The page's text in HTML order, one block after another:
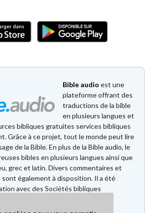
Bible audio est une
plateforme offrant des
traductions de la bible
en plusieurs langues et
bibliques gratuites services bibliques
Grâce à ce projet, tout le monde peut lire
de la Bible. En plus de la Bible audio, le
bibles en plusieurs langues ainsi que
grec et latin. Divers commentaires et
également à disposition. Il a été
avec des Sociétés bibliques